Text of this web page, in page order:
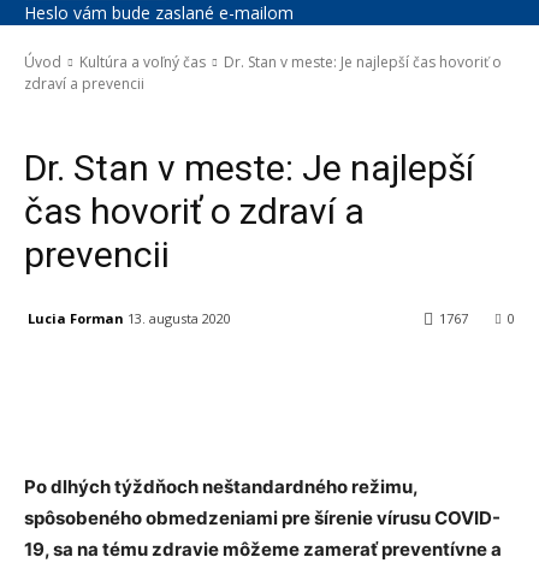
Heslo vám bude zaslané e-mailom
Úvod Kultúra a voľný čas
Dr. Stan v meste: Je najlepší čas hovoriť o
zdraví a prevencii
Dr. Stan v meste: Je najlepší
čas hovoriť o zdraví a
prevencii
Lucia Forman 13. augusta 2020 0
1767
Po dlhých týždňoch neštandardného režimu,
spôsobeného obmedzeniami pre šírenie vírusu COVID-
19, sa na tému zdravie môžeme zamerať preventívne a